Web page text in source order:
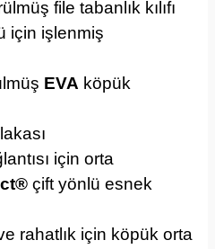
file tabanlık kılıfı
için işlenmiş
EVA köpük
için orta
çift yönlü esnek
rahatlık için köpük orta